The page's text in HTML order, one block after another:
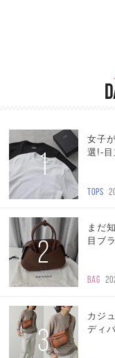
1
女子
選!-目
TOPS
2
まだ
目ブ
BAG
3
カジ
ディ